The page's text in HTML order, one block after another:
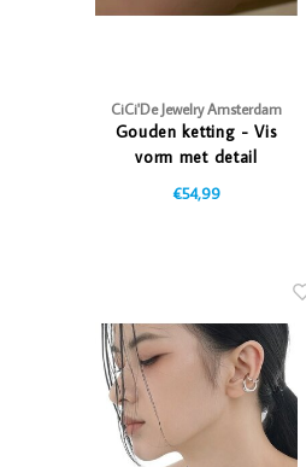
CiCi'De Jewelry Amsterdam
Gouden ketting - Vis
vorm met detail
€54,99